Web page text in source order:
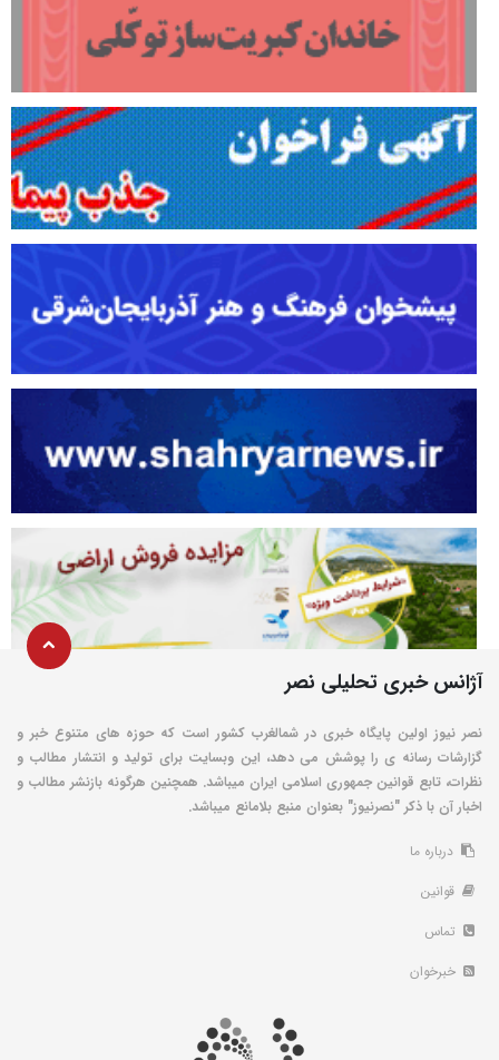
آژانس خبری تحلیلی نصر
نصر نیوز اولین پایگاه خبری در شمالغرب کشور است که حوزه های متنوع خبر و
گزارشات رسانه ی را پوشش می دهد، این وبسایت برای تولید و انتشار مطالب و
نظرات، تابع قوانین جمهوری اسلامی ایران میباشد. همچنین هرگونه بازنشر مطالب و
اخبار آن با ذکر "نصرنیوز" بعنوان منبع بلامانع میباشد.
درباره ما
قوانین
تماس
خبرخوان